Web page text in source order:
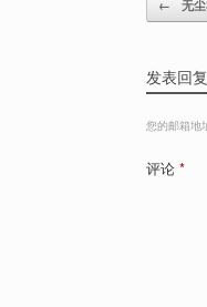
← 无
发表回复
您的邮箱地
评论 *